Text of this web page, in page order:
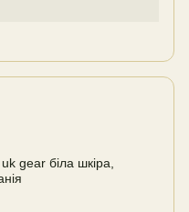
gear біла шкіра,